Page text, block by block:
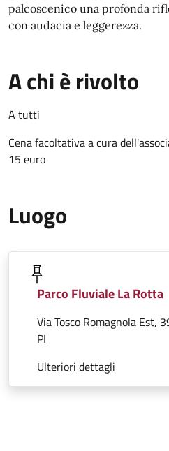
palcoscenico una profonda
con audacia e leggerezza.
A chi è rivolto
A tutti
Cena facoltativa a cura
15 euro
Luogo
Parco Fluviale La Rotta
Via Tosco Romagnola Est,
PI
Ulteriori dettagli